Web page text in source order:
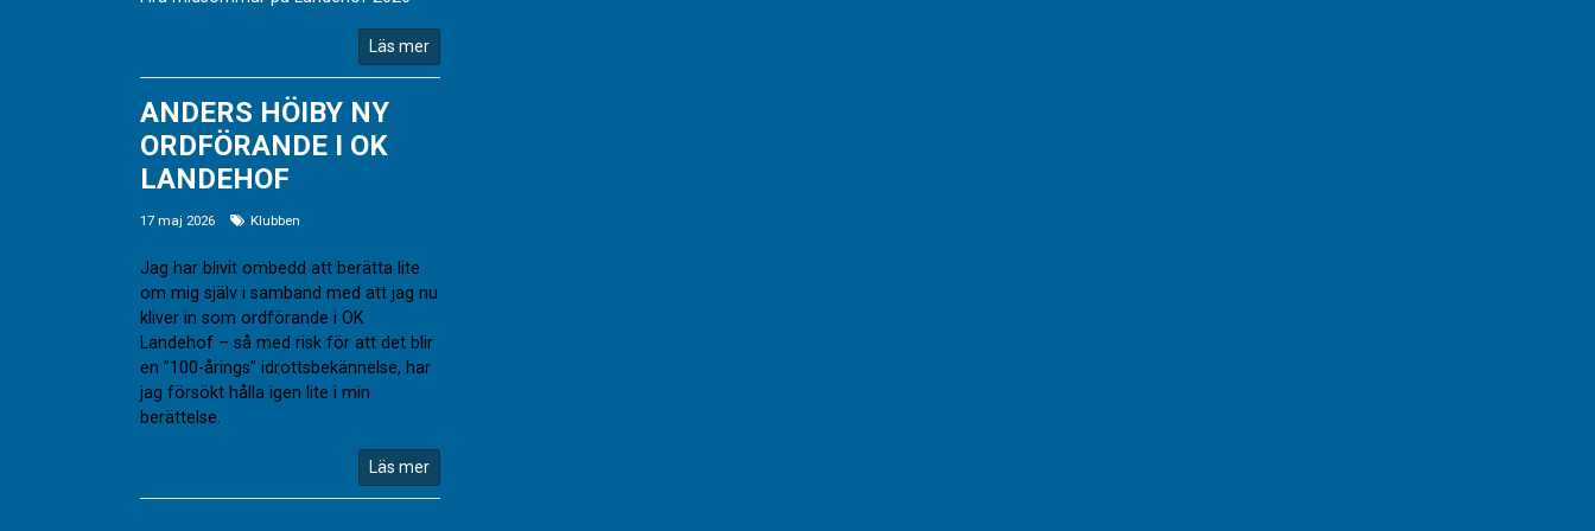
Läs mer
ANDERS HÖIBY NY
ORDFÖRANDE I OK
LANDEHOF
17 maj 2026 Klubben
Jag har blivit ombedd att berätta lite
om mig själv i samband med att jag nu
kliver in som ordförande i OK
Landehof – så med risk för att det blir
en ”100-årings” idrottsbekännelse, har
jag försökt hålla igen lite i min
berättelse.
Läs mer